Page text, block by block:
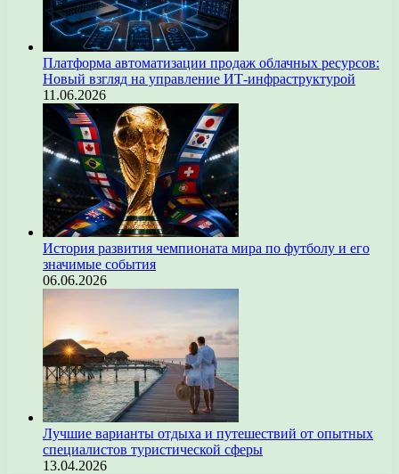
Платформа автоматизации продаж облачных ресурсов:
Новый взгляд на управление ИТ-инфраструктурой
11.06.2026
История развития чемпионата мира по футболу и его
значимые события
06.06.2026
Лучшие варианты отдыха и путешествий от опытных
специалистов туристической сферы
13.04.2026